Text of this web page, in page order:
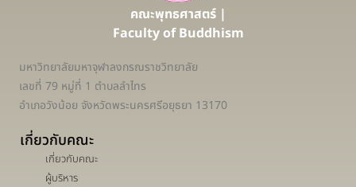
คณะพุทธศาสตร์ |
Faculty of Buddhism
มหาวิทยาลัยมหาจุฬาลงกรณราชวิทยาลัย
เลขที่ 79 หมู่ที่ 1 ตำบลลำไทร
อำเภอวังน้อย จังหวัดพระนครศรีอยุธยา 13170
เกี่ยวกับคณะ
เกี่ยวกับคณะ
ผู้บริหาร